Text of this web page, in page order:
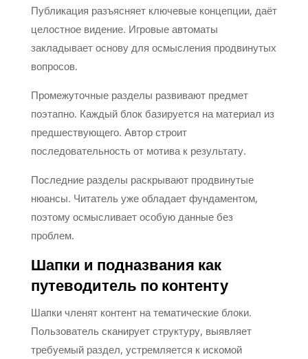
Публикация разъясняет ключевые концепции, даёт
целостное видение. Игровые автоматы
закладывает основу для осмысления продвинутых
вопросов.
Промежуточные разделы развивают предмет
поэтапно. Каждый блок базируется на материал из
предшествующего. Автор строит
последовательность от мотива к результату.
Последние разделы раскрывают продвинутые
нюансы. Читатель уже обладает фундаментом,
поэтому осмысливает особую данные без
проблем.
Шапки и подназвания как
путеводитель по контенту
Шапки членят контент на тематические блоки.
Пользователь сканирует структуру, выявляет
требуемый раздел, устремляется к искомой